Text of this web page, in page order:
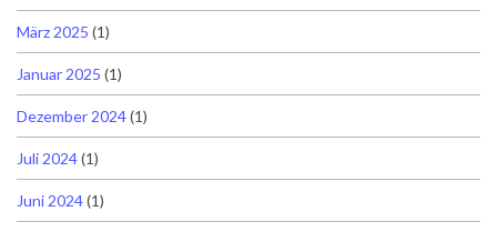
März 2025 (1)
Januar 2025 (1)
Dezember 2024(1)
Juli 2024(1)
Juni 2024(1)